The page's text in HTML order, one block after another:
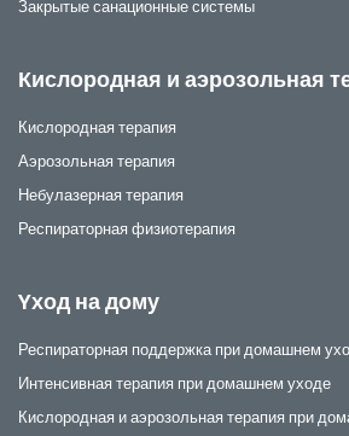
Закрытые санационные системы
Кислородная и аэрозольная
Кислородная терапия
Аэрозольная терапия
Небулазерная терапия
Респираторная физиотерапия
Yход на дому
Респираторная поддержка при домашнем
Интенсивная терапия при домашнем уходе
Кислородная и аэрозольная терапия при